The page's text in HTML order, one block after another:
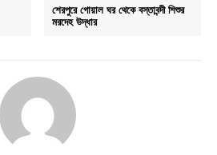
শেরপুরে গোয়াল ঘর থেকে বস্তাবন্দী শিশুর
মরদেহ উদ্ধার